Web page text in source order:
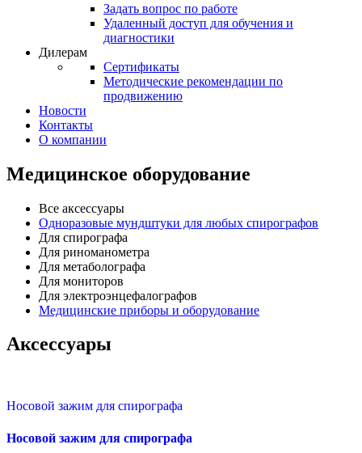
Задать вопрос по работе
Удаленный доступ для обучения и
диагностики
Дилерам
Сертификаты
Методические рекомендации по
продвижению
Новости
Контакты
О компании
Медицинское оборудование
Все аксессуары
Одноразовые мундштуки для любых спирографов
Для спирографа
Для риноманометра
Для метаболографа
Для мониторов
Для электроэнцефалографов
Медицинские приборы и оборудование
Аксессуары
Носовой зажим для спирографа
Носовой зажим для спирографа